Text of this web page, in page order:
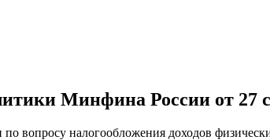
Минфина России от 27
вопросу налогообложения доходов